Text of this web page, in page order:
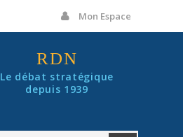
Mon Espace
RDN
Le débat stratégique
depuis 1939